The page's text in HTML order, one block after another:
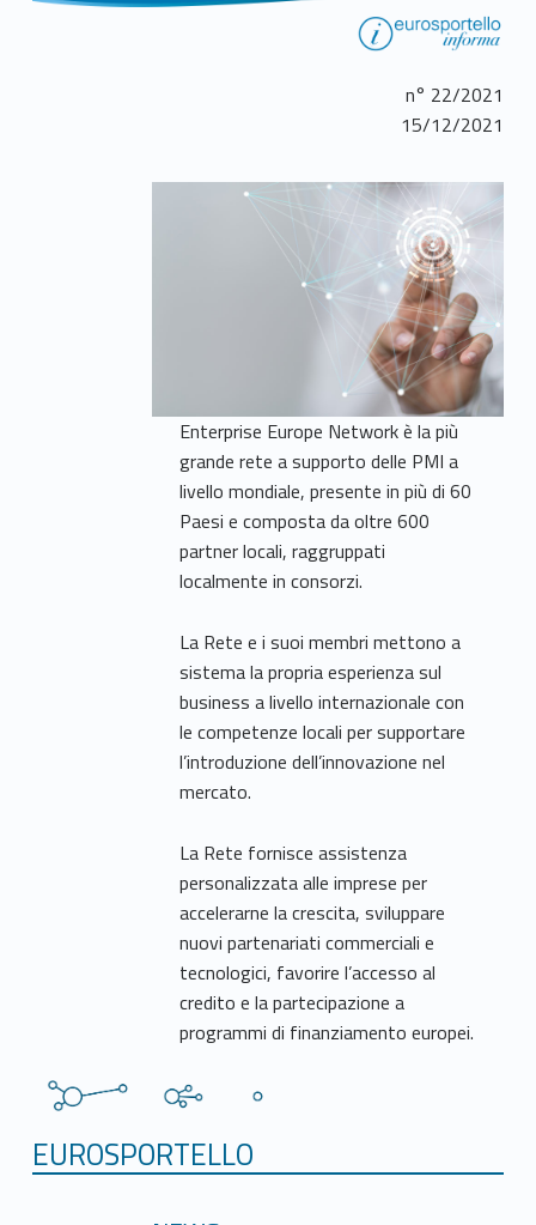
n° 22/2021
15/12/2021
Enterprise Europe Network è la più
grande rete a supporto delle PMI a
livello mondiale, presente in più di 60
Paesi e composta da oltre 600
partner locali, raggruppati
localmente in consorzi.
La Rete e i suoi membri mettono a
sistema la propria esperienza sul
business a livello internazionale con
le competenze locali per supportare
l’introduzione dell’innovazione nel
mercato.
La Rete fornisce assistenza
personalizzata alle imprese per
accelerarne la crescita, sviluppare
nuovi partenariati commerciali e
tecnologici, favorire l’accesso al
credito e la partecipazione a
programmi di finanziamento europei.
EUROSPORTELLO